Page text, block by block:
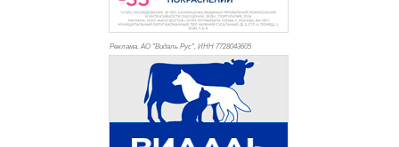
Реклама. АО "Видаль Рус", ИНН 7728043605